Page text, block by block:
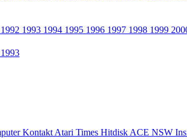
1992 1993 1994 1995 1996 1997 1998 1999
1993
Kontakt Atari Times Hitdisk ACE NSW